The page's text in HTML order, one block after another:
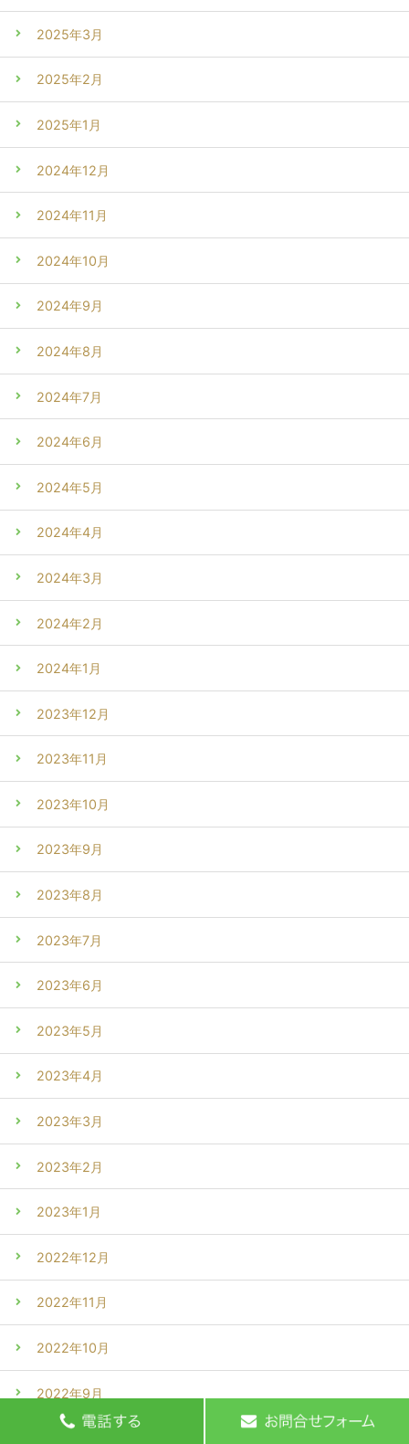
2025年3月
2025年2月
2025年1月
2024年12月
2024年11月
2024年10月
2024年9月
2024年8月
2024年7月
2024年6月
2024年5月
2024年4月
2024年3月
2024年2月
2024年1月
2023年12月
2023年11月
2023年10月
2023年9月
2023年8月
2023年7月
2023年6月
2023年5月
2023年4月
2023年3月
2023年2月
2023年1月
2022年12月
2022年11月
2022年10月
2022年9月